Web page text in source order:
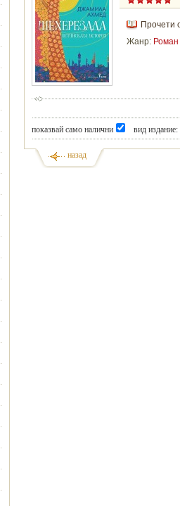
Прочети
Жанр: Роман
показвай само налични вид издание:
назад